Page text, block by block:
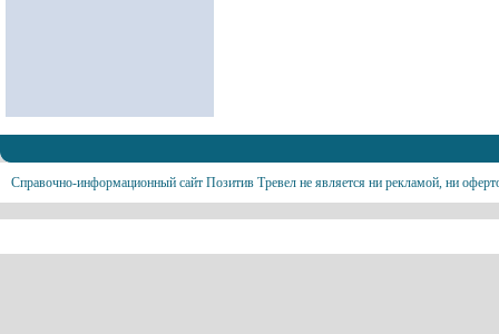
Справочно-информационный сайт Позитив Тревел не является ни рекламой, ни